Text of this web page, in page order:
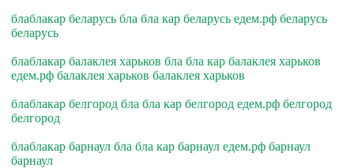
блаблакар беларусь бла бла кар беларусь едем.рф беларусь
беларусь
блаблакар балаклея харьков бла бла кар балаклея харьков
едем.рф балаклея харьков балаклея харьков
блаблакар белгород бла бла кар белгород едем.рф белгород
белгород
блаблакар барнаул бла бла кар барнаул едем.рф барнаул
барнаул